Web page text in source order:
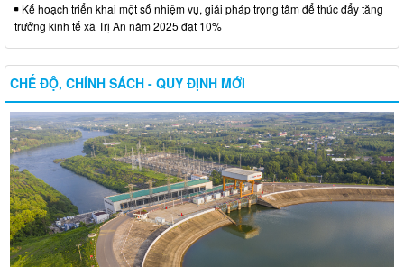
Kế hoạch triển khai một số nhiệm vụ, giải pháp trọng tâm để thúc đẩy tăng
trưởng kinh tế xã Trị An năm 2025 đạt 10%
CHẾ ĐỘ, CHÍNH SÁCH - QUY ĐỊNH MỚI